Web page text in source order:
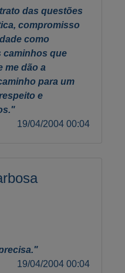
das questões
compromisso
como
caminhos que
me dão a
para um
e
19/04/2004 00:04
19/04/2004 00:04